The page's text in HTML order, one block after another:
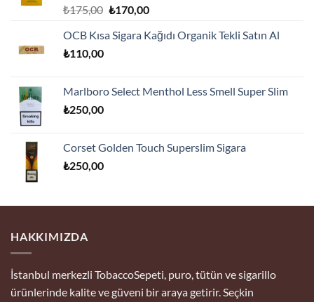
5 üzerinden
oy
aldı
₺175,00 Orijinal
₺175,00.
₺170,00Şu
fiyat:
OCB Kısa Sigara Kağıdı Organik Tekli Satın Al
₺110,00
Marlboro Select Menthol Less Smell Super Slim
₺250,00
Corset Golden Touch Superslim Sigara
₺250,00
HAKKIMIZDA
İstanbul merkezli TobaccoSepeti, puro, tütün ve sigarillo
ürünlerinde kalite ve güveni bir araya getirir. Seçkin